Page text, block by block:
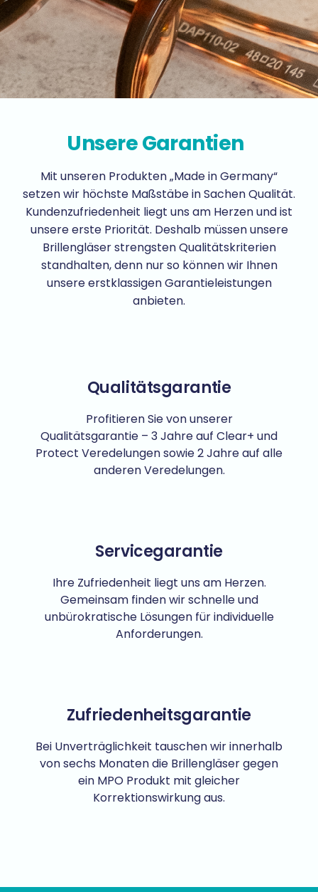
Unsere Garantien
Mit unseren Produkten „Made in Germany“
setzen wir höchste Maßstäbe in Sachen Qualität.
Kundenzufriedenheit liegt uns am Herzen und ist
unsere erste Priorität. Deshalb müssen unsere
Brillengläser strengsten Qualitätskriterien
standhalten, denn nur so können wir Ihnen
unsere erstklassigen Garantieleistungen
anbieten.
Qualitätsgarantie
Profitieren Sie von unserer
Qualitätsgarantie – 3 Jahre auf Clear+ und
Protect Veredelungen sowie 2 Jahre auf alle
anderen Veredelungen.
Servicegarantie
Ihre Zufriedenheit liegt uns am Herzen.
Gemeinsam finden wir schnelle und
unbürokratische Lösungen für individuelle
Anforderungen.
Zufriedenheitsgarantie
Bei Unverträglichkeit tauschen wir innerhalb
von sechs Monaten die Brillengläser gegen
ein MPO Produkt mit gleicher
Korrektionswirkung aus.